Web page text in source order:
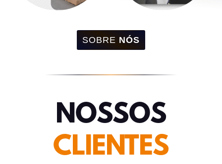
SOBRE NÓS
NOSSOS
CLIENTES